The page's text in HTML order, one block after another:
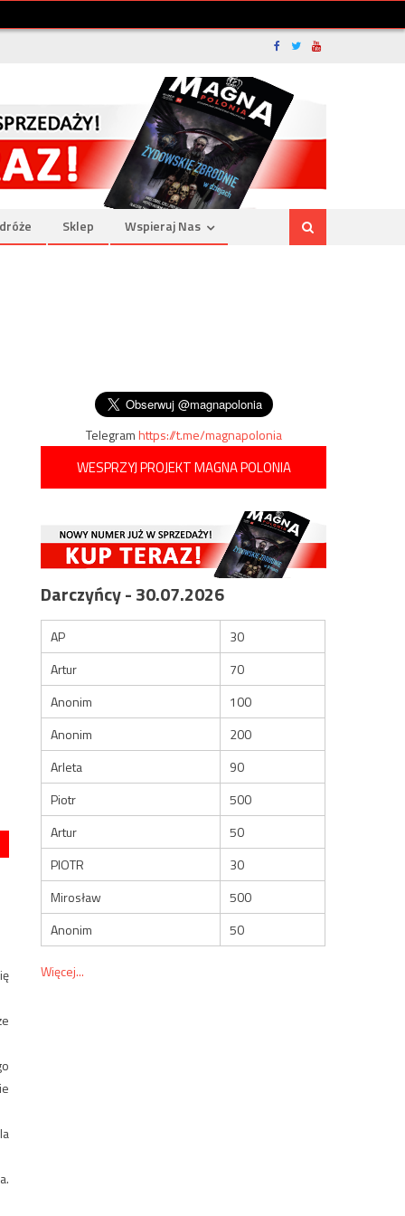
Sklep Wspieraj Nas
Telegramhttps://t.me/magnapolonia
WESPRZYJ PROJEKT MAGNA POLONIA
Darczyńcy - 30.07.2026
AP
30
Artur
70
Anonim
100
Anonim
200
Arleta
90
Piotr
500
Artur
50
PIOTR
30
Mirosław
500
Anonim
50
Więcej...